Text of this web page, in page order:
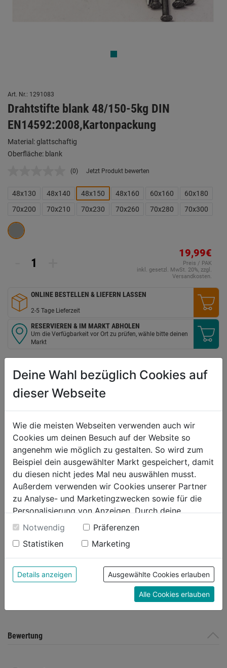
Art. Nr.: 1291083
Drahtstifte blank 48/150-5kg DIN
EN14592:2008,Kartonpackung
Material: glattschaftig
Oberfläche: blank
Kein
Link
auf
derselben
(0) Jetzt Produkt bewerten
48x130 48x140 48x150 48x160 60x160
60x180
70x200
70x210 70x230 70x260 70x280 70x300
19,99€
Preis / PAK
inkl. gesetzl. MwSt. 20%, zzgl.
Versandkosten.
ONLINE BESTELLEN & LIEFERN LASSEN
2-5 Tage Lieferzeit
RESERVIEREN & IM MARKT ABHOLEN
Um die Verfügbarkeit vor Ort zu prüfen, wähle bitte deinen
Markt
geeignet für
Dachdeckerarbeiten und in
Holzbauwerken
Material
glattschaftig
Oberfläche
blank
Weitere Produktmerkmale
glattschaftiger Nagel zum
Einsatz in Holzbauwerken und
für Dachdeckerarbeiten
Herstellerinformationen
Bewertung
Deine Wahl bezüglich Cookies auf
dieser Webseite
Wie die meisten Webseiten verwenden auch wir
Cookies um deinen Besuch auf der Website so
angenehm wie möglich zu gestalten. So wird zum
Beispiel dein ausgewählter Markt gespeichert, damit
du diesen nicht jedes Mal neu auswählen musst.
Außerdem verwenden wir Cookies unserer Partner
zu Analyse- und Marketingzwecken sowie für die
Personalisierung von Anzeigen. Durch deine
Einwilligung werden die Daten von Drittanbieter,
unter anderem auch in den USA, verarbeitet.
Durch Klick auf "Alle Cookies erlauben" stimmst du
der Verwendung aller Cookies zu. Unter "Details
anzeigen" findest du alle Infos zu den
unterschiedlichen Cookies, unter "Cookies
Konfigurieren" kannst du auswählen, welche Cookies
du zulassen möchtest und welche nicht.
Datenschutzerklärung
Notwendig
Präferenzen
Statistiken
Marketing
Details anzeigen Ausgewählte Cookies erlauben
Alle Cookies erlauben